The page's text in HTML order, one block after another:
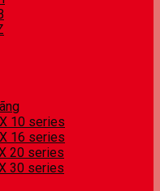
10 series
16 series
20 series
30 series